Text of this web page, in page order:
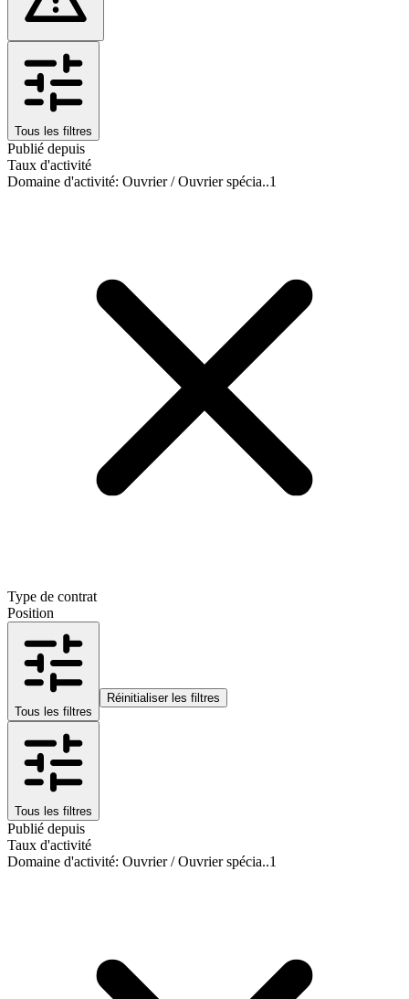
Tous les filtres
Publié depuis
Taux d'activité
Domaine d'activité: Ouvrier / Ouvrier spécia..1
Type de contrat
Position
Tous les filtres
Réinitialiser les filtres
Tous les filtres
Publié depuis
Taux d'activité
Domaine d'activité: Ouvrier / Ouvrier spécia..1